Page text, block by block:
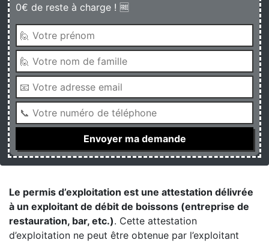
0€ de reste à charge ! 🆓
Le permis d’exploitation est une attestation délivrée
à un exploitant de débit de boissons (entreprise de
restauration, bar, etc.). Cette attestation
d’exploitation ne peut être obtenue par l’exploitant